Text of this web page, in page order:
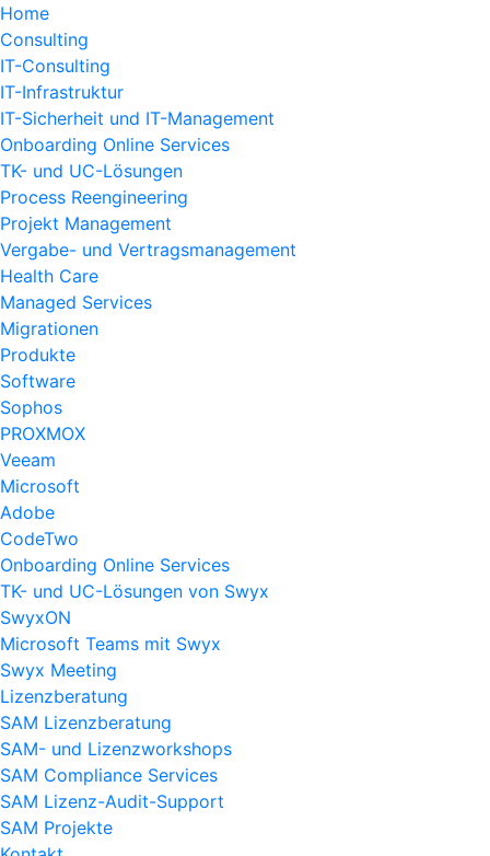
Home
Consulting
IT-Consulting
IT-Infrastruktur
IT-Sicherheit und IT-Management
Onboarding Online Services
TK- und UC-Lösungen
Process Reengineering
Projekt Management
Vergabe- und Vertragsmanagement
Health Care
Managed Services
Migrationen
Produkte
Software
Sophos
PROXMOX
Veeam
Microsoft
Adobe
CodeTwo
Onboarding Online Services
TK- und UC-Lösungen von Swyx
SwyxON
Microsoft Teams mit Swyx
Swyx Meeting
Lizenzberatung
SAM Lizenzberatung
SAM- und Lizenzworkshops
SAM Compliance Services
SAM Lizenz-Audit-Support
SAM Projekte